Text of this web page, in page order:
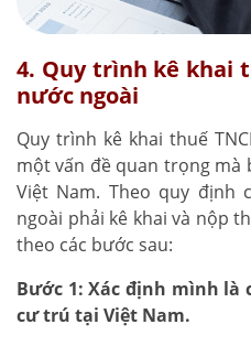
4. Quy trình kê khai
nước ngoài
Quy trình kê khai thuế
một vấn đề quan trọng mà
Việt Nam. Theo quy định
ngoài phải kê khai và nộp
theo các bước sau:
Bước 1: Xác định mình
cư trú tại Việt Nam.